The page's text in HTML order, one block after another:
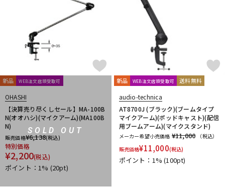
SOLD OUT
新品 WEB注文店頭受取可
OHASHI
【決算売り尽くしセール】MA-100B
N(オオハシ)(マイクアーム)(MA100B
N)
販売価格¥6,138(税込)
特別価格
¥2,200(税込)
ポイント：1% (20pt)
新品 WEB注文店頭受取可 送料無料
audio-technica
AT8700J (ブラック)(ブームタイプ
マイクアーム)(ポッドキャスト)(配信
用ブームアーム)(マイクスタンド)
メーカー希望小売価格 ¥11,000
（税込）
販売価格¥11,000(税込)
ポイント：1%(100pt)